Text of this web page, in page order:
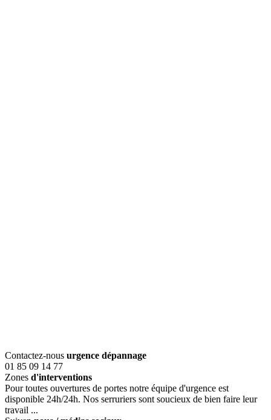
Contactez-nous urgence dépannage
01 85 09 14 77
Zones d'interventions
Pour toutes ouvertures de portes notre équipe d'urgence est
disponible 24h/24h. Nos serruriers sont soucieux de bien faire leur
travail ...